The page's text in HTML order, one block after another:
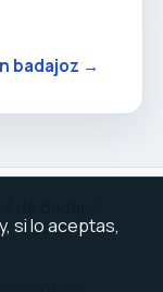
badajoz →
si lo aceptas,